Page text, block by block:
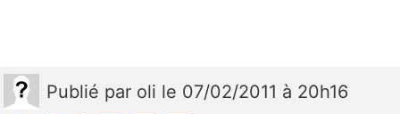
Publié par oli le 07/02/2011 à 20h16